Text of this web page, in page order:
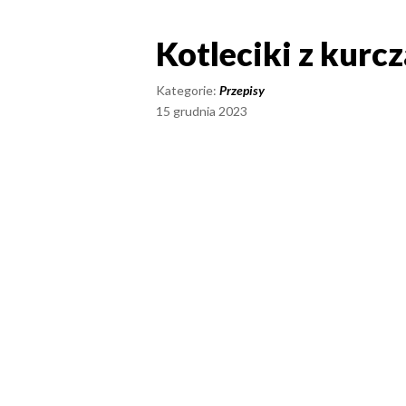
Kotleciki z
Kotleciki z
Kategorie: Przepisy
15 grudnia 2023